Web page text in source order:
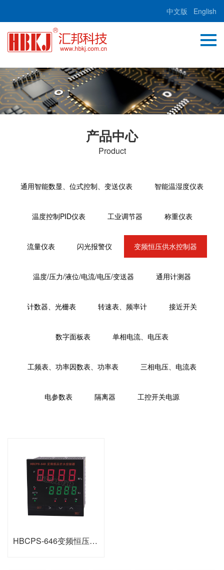
中文版 English
产品中心
Product
通用智能数显、位式控制、变送仪表 智能温湿度仪表
温度控制PID仪表 工业调节器 称重仪表
流量仪表 闪光报警仪 变频恒压供水控制器
温度/压力/液位/电流/电压/变送器 通用计测器
计数器、光栅表 转速表、频率计 接近开关
数字面板表 单相电流、电压表
工频表、功率因数表、功率表 三相电压、电流表
电参数表 隔离器 工控开关电源
HBCPS-646变频恒压供水控制器